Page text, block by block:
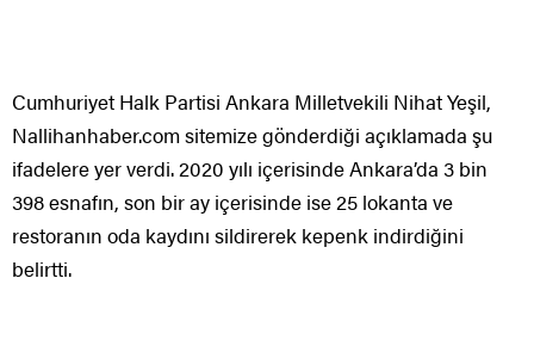
Cumhuriyet Halk Partisi Ankara Milletvekili Nihat Yeşil,
Nallihanhaber.com sitemize gönderdiği açıklamada şu
ifadelere yer verdi. 2020 yılı içerisinde Ankara’da 3 bin
398 esnafın, son bir ay içerisinde ise 25 lokanta ve
restoranın oda kaydını sildirerek kepenk indirdiğini
belirtti.